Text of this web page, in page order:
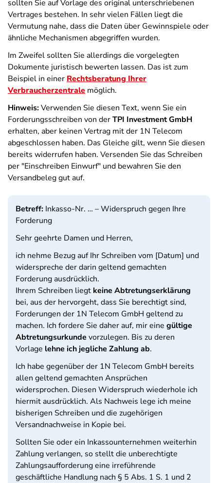
sollten Sie auf Vorlage des original unterschriebenen
Vertrages bestehen. In sehr vielen Fällen liegt die
Vermutung nahe, dass die Daten über Gewinnspiele oder
ähnliche Mechanismen abgegriffen wurden.
Im Zweifel sollten Sie allerdings die vorgelegten
Dokumente juristisch bewerten lassen. Das ist zum
Beispiel in einer Rechtsberatung Ihrer
Verbraucherzentrale möglich.
Hinweis:Verwenden Sie diesen Text, wenn Sie ein
Forderungsschreiben von derTPI Investment GmbH
erhalten, aber keinen Vertrag mit der 1N Telecom
abgeschlossen haben. Das Gleiche gilt, wenn Sie diesen
bereits widerrufen haben. Versenden Sie das Schreiben
per "Einschreiben Einwurf" und bewahren Sie den
Versandbeleg gut auf.
Betreff: Inkasso-Nr. … – Widerspruch gegen Ihre
Forderung
Sehr geehrte Damen und Herren,
ich nehme Bezug auf Ihr Schreiben vom [Datum] und
widerspreche der darin geltend gemachten
Forderung ausdrücklich.
Ihrem Schreiben liegt keine Abtretungserklärung
bei, aus der hervorgeht, dass Sie berechtigt sind,
Forderungen der 1N Telecom GmbH geltend zu
machen. Ich fordere Sie daher auf, mir eine gültige
Abtretungsurkunde vorzulegen. Bis zu deren
Vorlage lehne ich jegliche Zahlung ab.
Ich habe gegenüber der 1N Telecom GmbH bereits
allen geltend gemachten Ansprüchen
widersprochen. Diesen Widerspruch wiederhole ich
hiermit ausdrücklich. Als Nachweis lege ich meine
bisherigen Schreiben und die zugehörigen
Versandnachweise in Kopie bei.
Sollten Sie oder ein Inkassounternehmen weiterhin
Zahlung verlangen, so stellt die unberechtigte
Zahlungsaufforderung eine irreführende
geschäftliche Handlung nach § 5 Abs. 1 S. 1 und 2